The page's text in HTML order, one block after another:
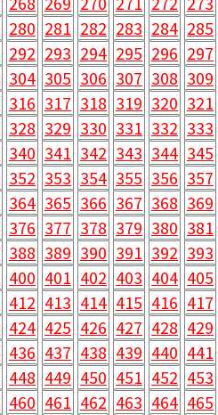
280 281 282 283 284 285
292 293 294 295 296 297
304 305 306 307 308 309
316 317 318 319 320 321
328 329 330 331 332 333
340 341 342 343 344 345
352 353 354 355 356 357
364 365 366 367 368 369
376 377 378 379 380 381
388 389 390 391 392 393
400 401 402 403 404 405
412 413 414 415 416 417
424 425 426 427 428 429
436 437 438 439 440 441
448 449 450 451 452 453
460 461 462 463 464 465